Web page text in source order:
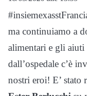
ma continuiamo a
alimentari e gli
dall’ospedale c’è
nostri eroi! E’ stato